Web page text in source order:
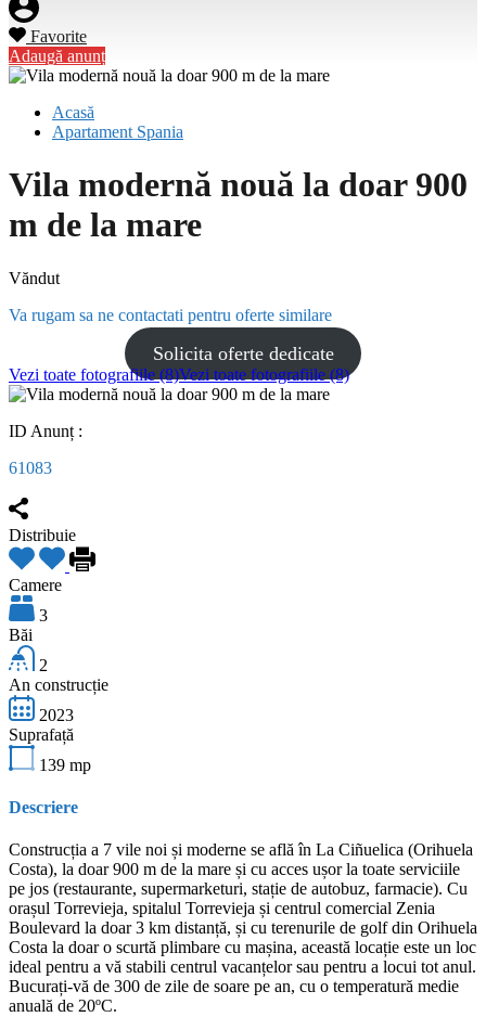
Favorite
Adaugă anunț
Acasă
Apartament Spania
Vila modernă nouă la doar 900
m de la mare
Văndut
Va rugam sa ne contactati pentru oferte similare
Solicita oferte dedicate
Vezi toate fotografiile (8)Vezi toate fotografiile (8)
ID Anunț :
61083
Distribuie
Camere
3
Băi
2
An construcție
2023
Suprafață
139 mp
Descriere
Construcția a 7 vile noi și moderne se află în La Ciñuelica (Orihuela
Costa), la doar 900 m de la mare și cu acces ușor la toate serviciile
pe jos (restaurante, supermarketuri, stație de autobuz, farmacie). Cu
orașul Torrevieja, spitalul Torrevieja și centrul comercial Zenia
Boulevard la doar 3 km distanță, și cu terenurile de golf din Orihuela
Costa la doar o scurtă plimbare cu mașina, această locație este un loc
ideal pentru a vă stabili centrul vacanțelor sau pentru a locui tot anul.
Bucurați-vă de 300 de zile de soare pe an, cu o temperatură medie
anuală de 20ºC.